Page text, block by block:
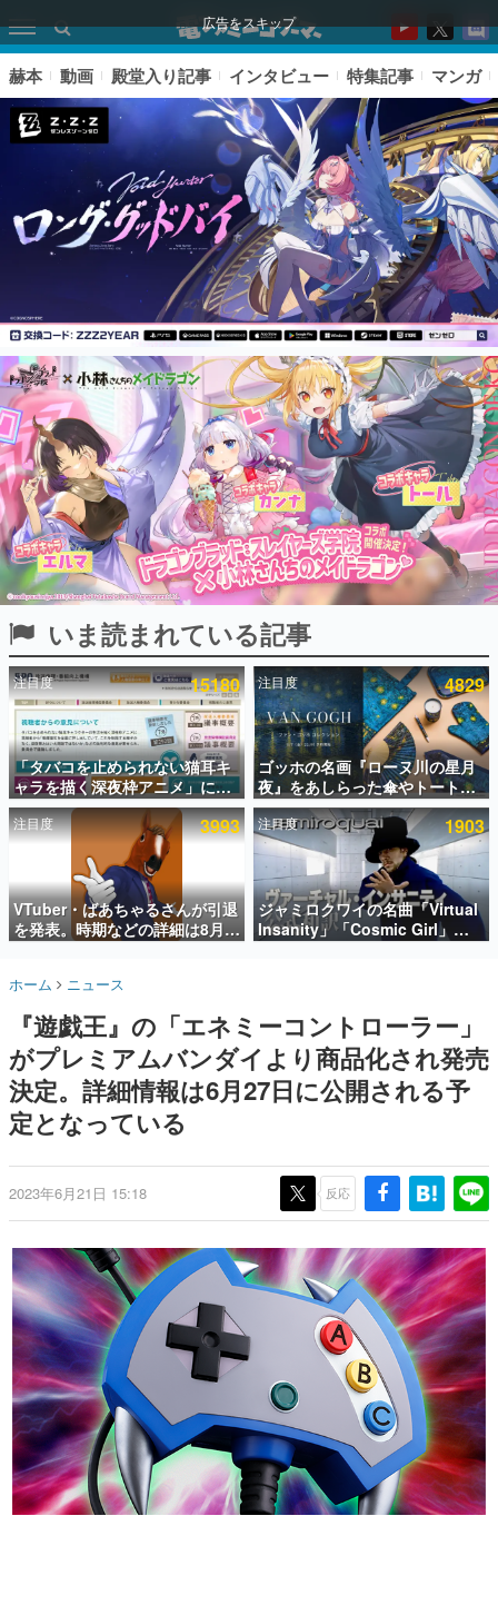
広告をスキップ
ピックアップ
電ファミのいま読まれている記事ランキング
アプリセール情報
インタビュー
連載・特集一覧
殿堂入り記事
SNS拡散数が数千以上！ ページビュー数万以上！ などな
ど。多くの人々に読まれた、電ファミ渾身の“殿堂入り”記
事をまとめました。
ゲームの企画書
名作ゲームクリエイターの方々に製作時のエピソードをお
聞きし、ヒットする企画（ゲーム）とは何か？を探ってい
きます。
赫本
この物語を解いてはいけない。『赫本』は、〈試験問題〉
の形をした短編ホラー小説集です。
新世代に訊く
これからのデジタルゲーム市場を担う若きクリエイター達
の姿を追い、彼らのルーツと情熱を探っていきます。
ゲームに多大な影響を受けた作家さんに取材し、ゲームが
日本のコンテンツ産業やカルチャーに与えた影響を探る企
画です。
日本モバイルゲーム産業史
日本のモバイルゲーム史における主要なトピック・タイト
ルを網羅するほか、開発者へのインタビューや識者による
解説を掲載。約20年の歴史が一望できる決定版！
『うつヌケ』『ペンと箸』等で知られるマンガ家・田中圭
一先生によるゲーム業界レポートマンガです。
なんでゲームは面白い？
ゲーム開発者・hamatsu氏がゲームの魅力を画面や操作の
具体的な形から解き明かしていく、硬派で骨太な評論連載
です。
ゲームが変えた日本語
「経験値」「裏技」「ラスボス」… ゲームにまつわる言葉
の起源や用法の変遷を、コンピューター文化史研究家・タ
イニーP氏が徹底調査。
カテゴリ
特集記事
赫本 動画 殿堂入り記事 インタビュー 特集記事 マンガ
いま読まれている記事
注目度 15180
「タバコを止められない猫耳キ
ャラを描く深夜枠アニメ」に視
聴者の一部から批判意見。違法
薬物の使用と思しき描写も含め
て、BPOが議論を交わす
注目度 4829
ゴッホの名画『ローヌ川の星月
夜』をあしらった傘やトートバ
ッグなどが登場。8月7日21時よ
り2日間限定で予約販売
注目度 3993
VTuber・ばあちゃるさんが引退
を発表。時期などの詳細は8月9
日15時からの配信で説明
注目度 1903
ジャミロクワイの名曲「Virtual
Insanity」「Cosmic Girl」
「Canned Heat」公式日本語字
て
ホーム ニュース
『遊戯王』の「エネミーコントローラー」
がプレミアムバンダイより商品化され発売
決定。詳細情報は6月27日に公開される予
定となっている
2023年6月21日 15:18 反応